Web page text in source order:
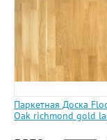
Паркетная Доска
Oak richmond gold